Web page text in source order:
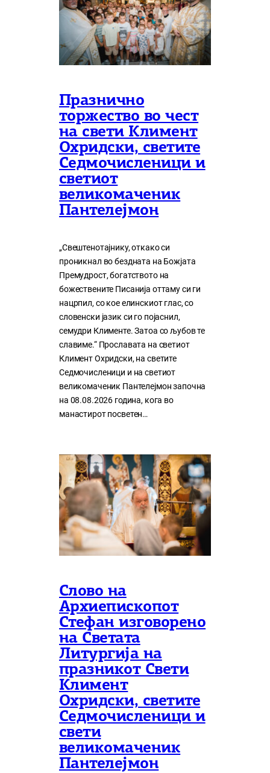
Празнично
торжество во чест
на свети Климент
Охридски, светите
Седмочисленици и
светиот
великомаченик
Пантелејмон
„Свештенотајнику, откако си
проникнал во бездната на Божјата
Премудрост, богатството на
божествените Писанија оттаму си ги
нацрпил, со кое елинскиот глас, со
словенски јазик си го појаснил,
семудри Клименте. Затоа со љубов те
славиме.“ Прославата на светиот
Климент Охридски, на светите
Седмочисленици и на светиот
великомаченик Пантелејмон започна
на 08.08.2026 година, кога во
манастирот посветен…
Слово на
Архиепископот
Стефан изговорено
на Светата
Литургија на
празникот Свети
Климент
Охридски, светите
Седмочисленици и
свети
великомаченик
Пантелејмон